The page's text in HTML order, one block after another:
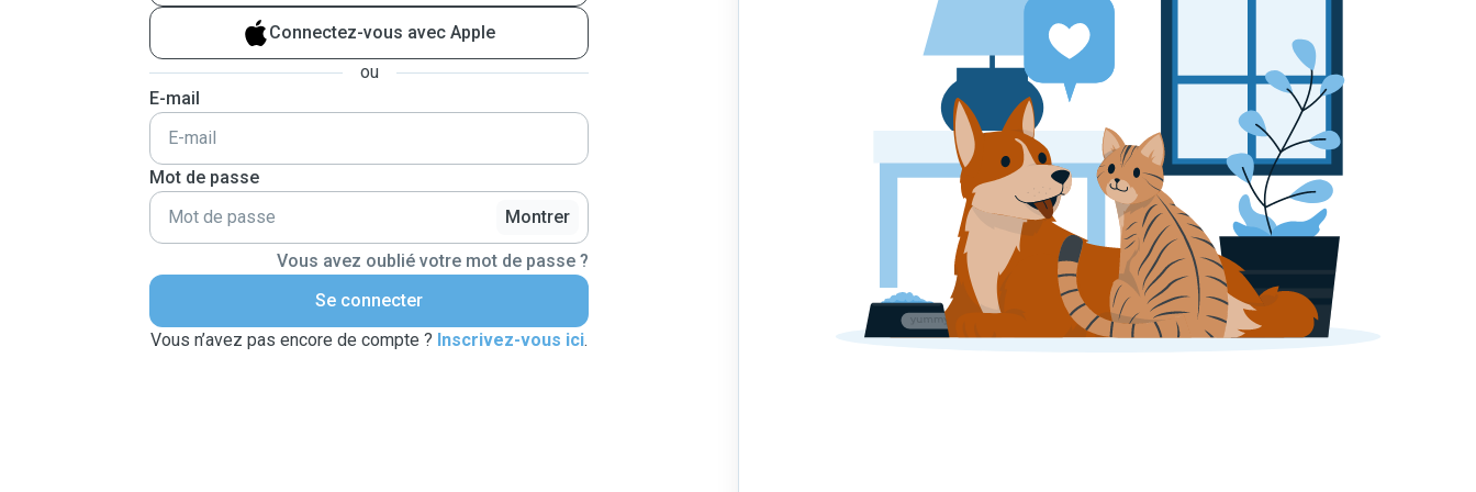
Connectez-vous avec Apple
ou
E-mail
Mot de passe
Montrer
Vous avez oublié votre mot de passe ?
Se connecter
Vous n’avez pas encore de compte ? Inscrivez-vous ici.